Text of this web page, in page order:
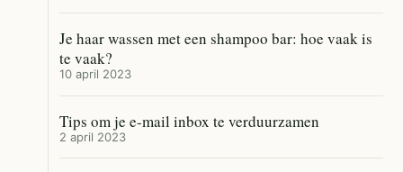
Je haar wassen met een shampoo bar: hoe vaak is
te vaak?
10 april 2023
Tips om je e-mail inbox te verduurzamen
2 april 2023